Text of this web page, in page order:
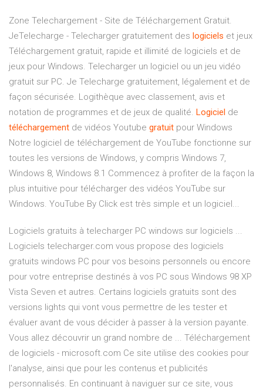
Zone Telechargement - Site de Téléchargement Gratuit.
JeTelecharge - Telecharger gratuitement des logiciels et jeux
Téléchargement gratuit, rapide et illimité de logiciels et de
jeux pour Windows. Telecharger un logiciel ou un jeu vidéo
gratuit sur PC. Je Telecharge gratuitement, légalement et de
façon sécurisée. Logithèque avec classement, avis et
notation de programmes et de jeux de qualité. Logiciel de
téléchargement de vidéos Youtube gratuit pour Windows
Notre logiciel de téléchargement de YouTube fonctionne sur
toutes les versions de Windows, y compris Windows 7,
Windows 8, Windows 8.1 Commencez à profiter de la façon la
plus intuitive pour télécharger des vidéos YouTube sur
Windows. YouTube By Click est très simple et un logiciel...
Logiciels gratuits à telecharger PC windows sur logiciels ...
Logiciels telecharger.com vous propose des logiciels
gratuits windows PC pour vos besoins personnels ou encore
pour votre entreprise destinés à vos PC sous Windows 98 XP
Vista Seven et autres. Certains logiciels gratuits sont des
versions lights qui vont vous permettre de les tester et
évaluer avant de vous décider à passer à la version payante.
Vous allez découvrir un grand nombre de ... Téléchargement
de logiciels - microsoft.com Ce site utilise des cookies pour
l'analyse, ainsi que pour les contenus et publicités
personnalisés. En continuant à naviguer sur ce site, vous